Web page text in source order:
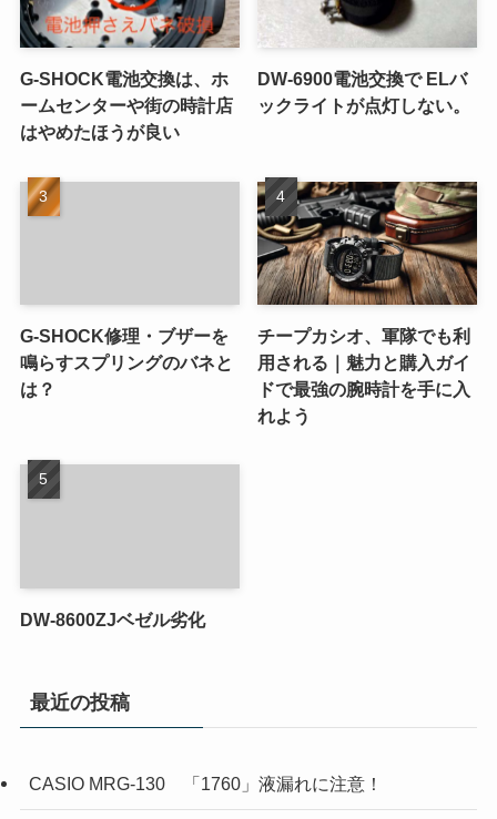
G-SHOCK電池交換は、ホ
ームセンターや街の時計店
はやめたほうが良い
DW-6900電池交換で ELバ
ックライトが点灯しない。
G-SHOCK修理・ブザーを
鳴らすスプリングのバネと
は？
チープカシオ、軍隊でも利
用される｜魅力と購入ガイ
ドで最強の腕時計を手に入
れよう
DW-8600ZJベゼル劣化
最近の投稿
CASIO MRG-130 「1760」液漏れに注意！